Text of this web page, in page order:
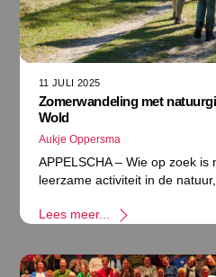
11 JULI 2025
Zomerwandeling met
Wold
Aukje Oppersma
APPELSCHA – Wie op zoek
leerzame activiteit in de
Lees meer...